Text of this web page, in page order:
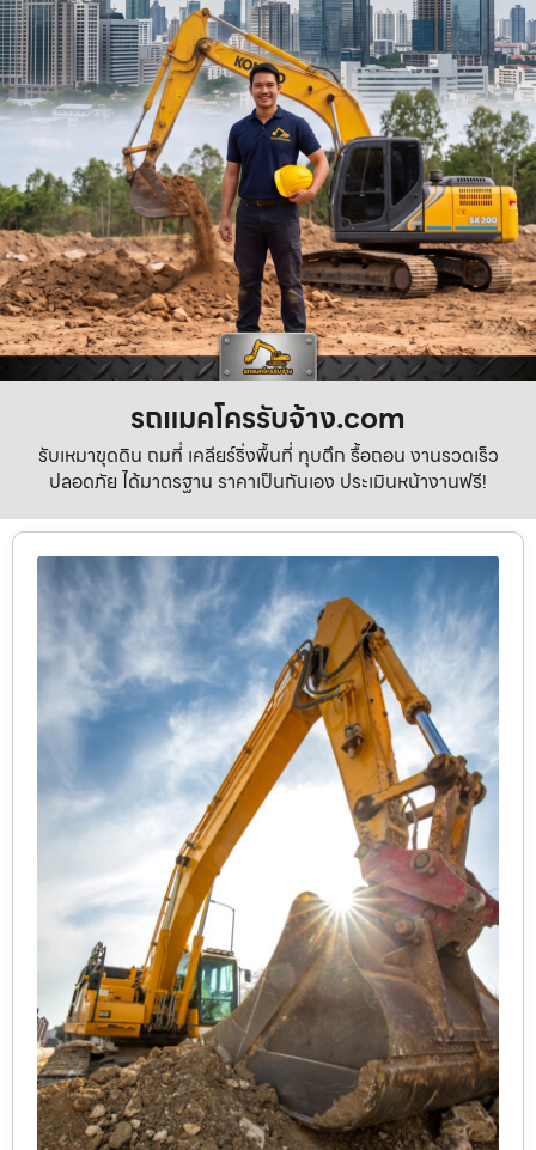
รถแมคโครรับจ้าง.com
รับเหมาขุดดิน ถมที่ เคลียร์ริ่งพื้นที่ ทุบตึก รื้อถอน งานรวดเร็ว
ปลอดภัย ได้มาตรฐาน ราคาเป็นกันเอง ประเมินหน้างานฟรี!